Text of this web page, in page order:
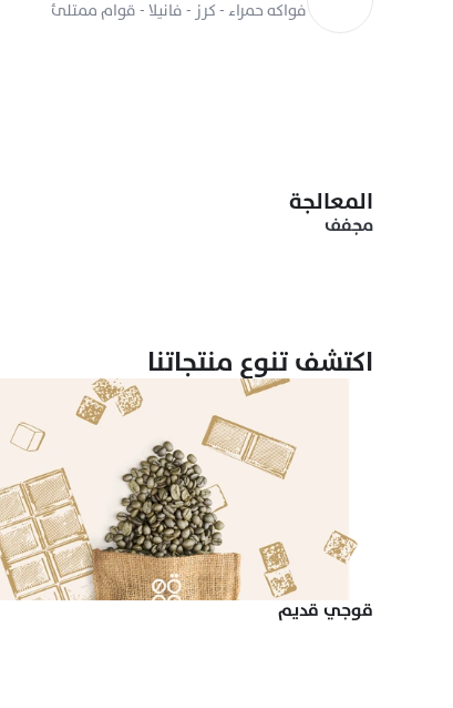
فواكه حمراء - كرز - فانيلا - قوام ممتلئ
المعالجة
مجفف
اكتشف تنوع منتجاتنا
قوجي قديم